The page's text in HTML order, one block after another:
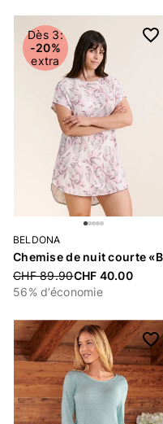
Dès 3:
-20%
extra
BELDONA
Price reduced from
CHF 89.90CHF 40.00
56% d’économie